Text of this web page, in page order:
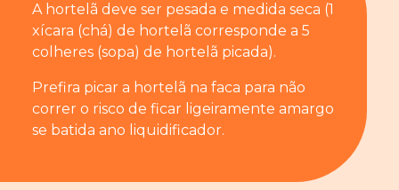
A hortelã deve ser pesada e medida seca (1
xícara (chá) de hortelã corresponde a 5
colheres (sopa) de hortelã picada).
Prefira picar a hortelã na faca para não
correr o risco de ficar ligeiramente amargo
se batida ano liquidificador.